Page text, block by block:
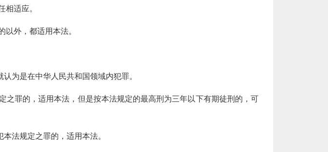
相适应。
外，都适用本法。
为是在中华人民共和国领域内犯罪。
之罪的，适用本法，但是按本法规定的最高刑为三年以下有期徒刑的，可
法规定之罪的，适用本法。